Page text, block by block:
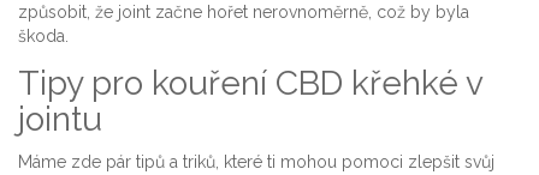
způsobit, že joint začne hořet nerovnoměrně, což by byla
škoda.
Tipy pro kouření CBD křehké v
jointu
Máme zde pár tipů a triků, které ti mohou pomoci zlepšit svůj